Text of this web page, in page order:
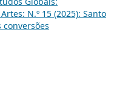
N.º 15 (2025): Santo
conversões